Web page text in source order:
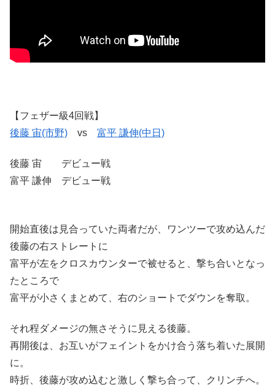
【フェザー級4回戦】
後藤 宙(市野) vs 富平 謙伸(中日)
後藤 宙 デビュー戦
富平 謙伸 デビュー戦
開始直後は見合っていた両者だが、ワンツーで攻め込んだ
後藤の右ストレートに
富平が左をクロスカウンターで被せると、撃ち合いとなっ
たところで
富平が小さくまとめて、右のショートでダウンを奪取。
それ程ダメージの無さそうに見える後藤。
再開後は、お互いがフェイントをかけ合う落ち着いた展開
に。
時折、後藤が攻め込むと激しく撃ち合って、クリンチへ。